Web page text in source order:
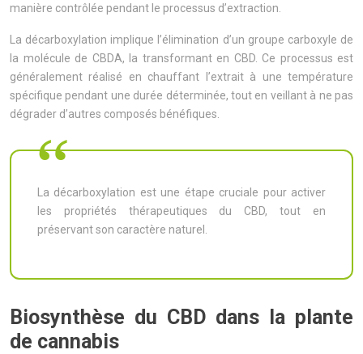
manière contrôlée pendant le processus d’extraction.
La décarboxylation implique l’élimination d’un groupe carboxyle de
la molécule de CBDA, la transformant en CBD. Ce processus est
généralement réalisé en chauffant l’extrait à une température
spécifique pendant une durée déterminée, tout en veillant à ne pas
dégrader d’autres composés bénéfiques.
La décarboxylation est une étape cruciale pour activer
les propriétés thérapeutiques du CBD, tout en
préservant son caractère naturel.
Biosynthèse du CBD dans la plante
de cannabis